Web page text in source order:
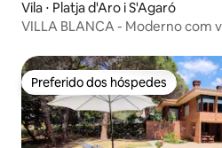
Vila ⋅ Platja d'Aro i S'Agaró
VILLA BLANCA - Moderno com
Preferido dos hóspedes
Preferido dos hóspedes